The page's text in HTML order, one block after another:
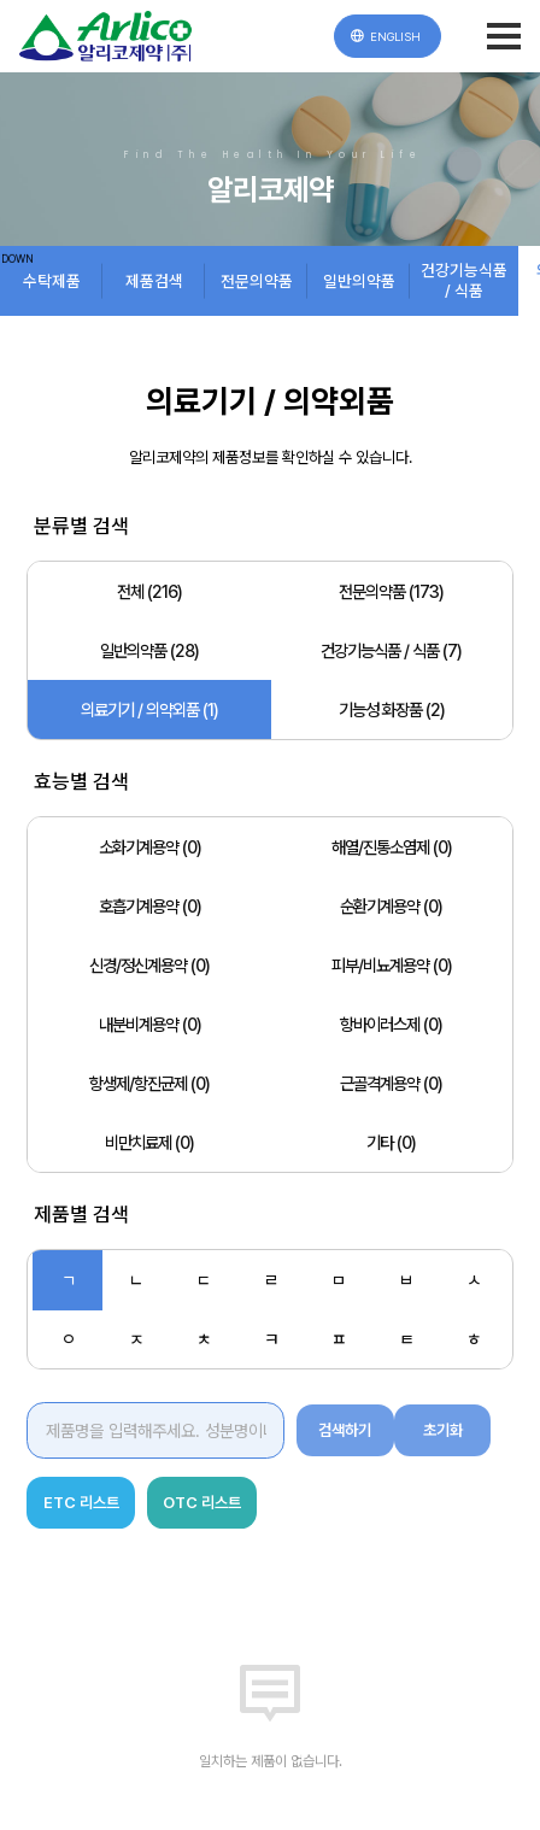
ENGLISH
Find The Health In Your Life
알리코제약
수탁제품 제품검색 전문의약품 일반의약품
건강기능식품
/ 식품
의료기기 / 의약외품
알리코제약의 제품정보를 확인하실 수 있습니다.
분류별 검색
전체 (216) 전문의약품 (173)
일반의약품 (28) 건강기능식품 / 식품 (7)
의료기기 / 의약외품 (1) 기능성 화장품 (2)
효능별 검색
소화기계용약 (0) 해열/진통소염제 (0)
호흡기계용약 (0) 순환기계용약 (0)
신경/정신계용약 (0) 피부/비뇨계용약 (0)
내분비계용약 (0) 항바이러스제 (0)
항생제/항진균제 (0) 근골격계용약 (0)
비만치료제 (0) 기타 (0)
제품별 검색
ㄱ ㄴ ㄷ ㄹ ㅁ ㅂ ㅅ
ㅇ ㅈ ㅊ ㅋ ㅍ ㅌ ㅎ
검색하기 초기화
ETC 리스트 OTC 리스트
일치하는 제품이 없습니다.